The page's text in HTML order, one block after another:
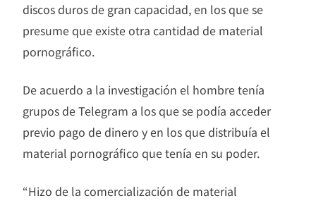
discos duros de gran capacidad, en los que se
presume que existe otra cantidad de material
pornográfico.
De acuerdo a la investigación el hombre tenía
grupos de Telegram a los que se podía acceder
previo pago de dinero y en los que distribuía el
material pornográfico que tenía en su poder.
“Hizo de la comercialización de material